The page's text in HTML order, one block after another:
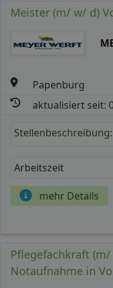
Meister (m/ w/ d)
Papenburg
aktualisiert seit:
Stellenbeschreibung:
Arbeitszeit
mehr Details
Pflegefachkraft
Notaufnahme in